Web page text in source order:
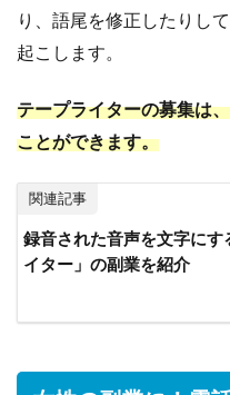
り、語尾を修正したりし
起こします。
テープライターの募集は
ことができます。
関連記事
録音された音声を文字にす
イター」の副業を紹介